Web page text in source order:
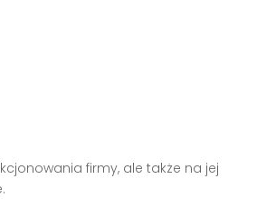
firmy, ale także na jej